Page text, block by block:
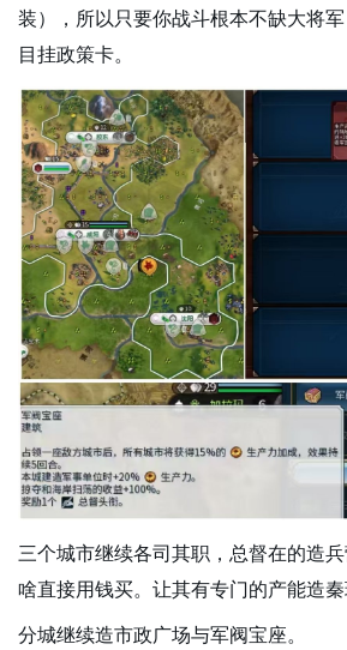
装），所以只要你战斗根本不缺大将
目挂政策卡。
三个城市继续各司其职，总督在的造
啥直接用钱买。让其有专门的产能造秦
分城继续造市政广场与军阀宝座。